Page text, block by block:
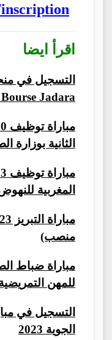
اقرأ ايضا
2024 Bourse Jadara
الثانية بوزارة
المغربية للنهوض
منصب)
مباراة ضباط
للمهن التمريضية
التسجيل في
الجوية 2023